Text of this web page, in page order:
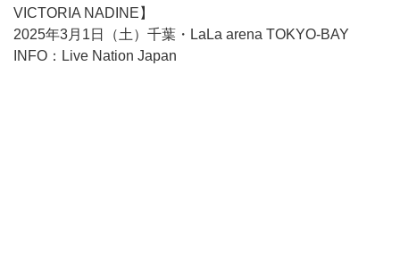
VICTORIA NADINE】
2025年3月1日（土）千葉・LaLa arena TOKYO-BAY
INFO：Live Nation Japan